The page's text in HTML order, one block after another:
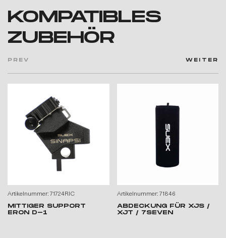
KOMPATIBLES
ZUBEHÖR
PREV WEITER
Artikelnummer: 71724RIC
MITTIGER SUPPORT
ERON D-1
Artikelnummer: 71846
ABDECKUNG FÜR XJS /
XJT / 7SEVEN